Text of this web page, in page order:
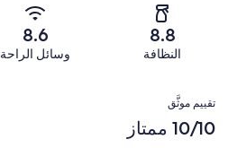
تقييمات
النزلاء
من
تقييمات
من
أصل
676
8.8
النظافة
8.6
وسائل الراحة
التقييمات
تقييم موثَّق
10/10 ممتاز